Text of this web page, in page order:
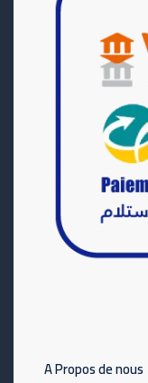
A Propos de nous